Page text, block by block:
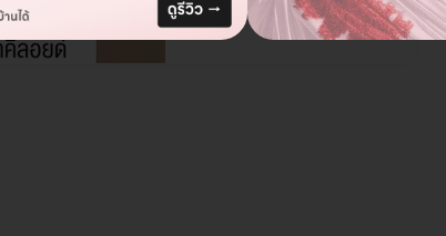
อ่านรีวิว →